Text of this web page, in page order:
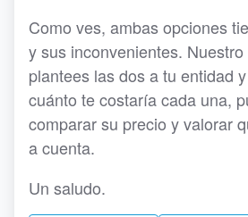
Como ves, ambas opciones
y sus inconvenientes.
plantees las dos a tu entidad
cuánto te costaría cada una,
comparar su precio y valorar
a cuenta.
Un saludo.